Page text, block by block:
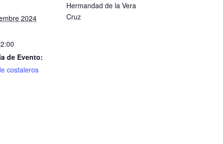
2024
de Evento:
costaleros
Hermandad de la Vera
Cruz